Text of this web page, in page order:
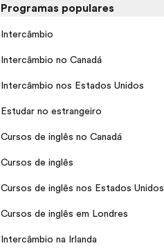
Programas populares
Intercâmbio
Intercâmbio no Canadá
Intercâmbio nos Estados Unidos
Estudar no estrangeiro
Cursos de inglês no Canadá
Cursos de inglês
Cursos de inglês nos Estados Unidos
Cursos de inglês em Londres
Intercâmbio na Irlanda